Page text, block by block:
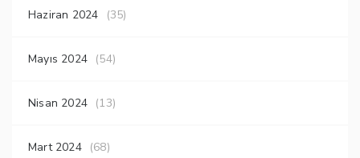
Haziran 2024 (35)
Mayıs 2024 (54)
Nisan 2024 (13)
Mart 2024 (68)